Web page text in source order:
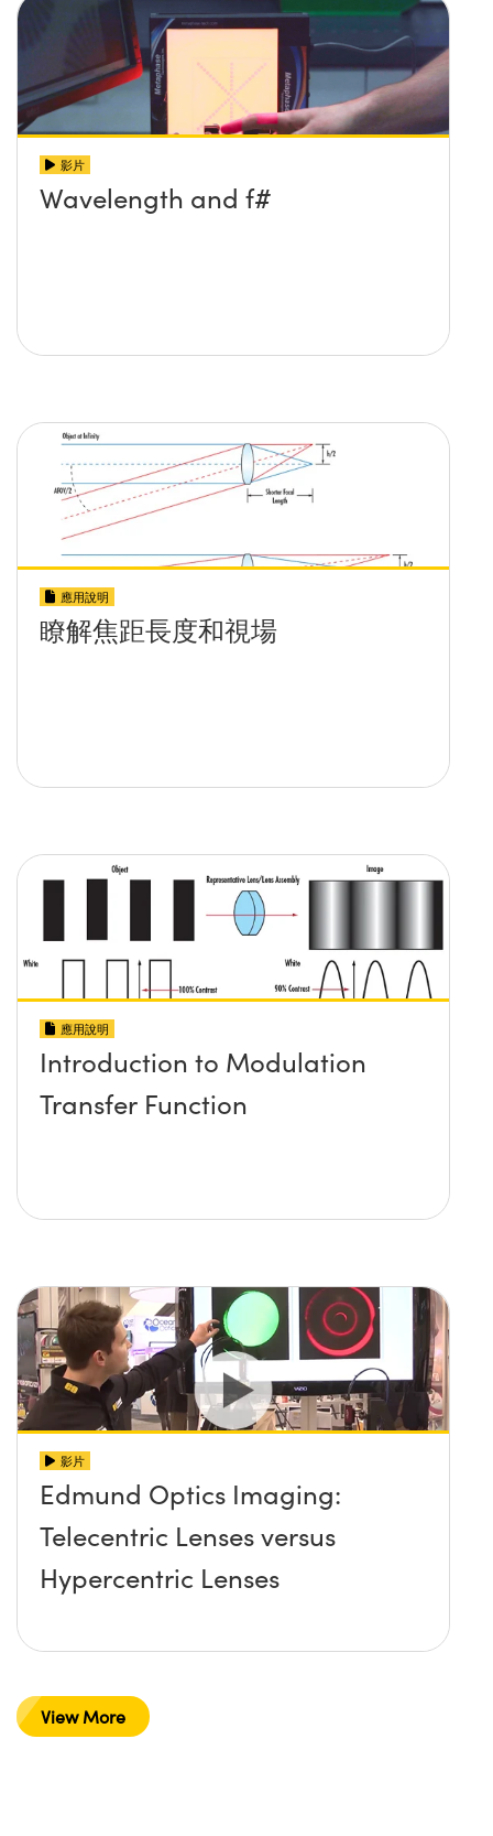
影片
Wavelength and f#
應用說明
瞭解焦距長度和視場
應用說明
Introduction to Modulation
Transfer Function
影片
Edmund Optics Imaging:
Telecentric Lenses versus
Hypercentric Lenses
View More